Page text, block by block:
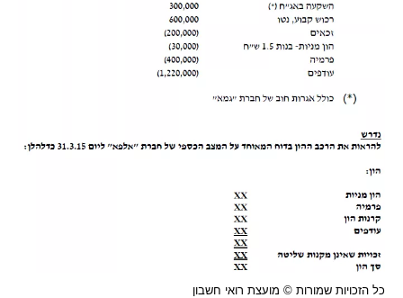
כל הזכויות שמורות © מועצת רואי חשבון